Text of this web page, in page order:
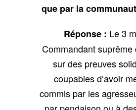
que par la
Réponse : Le 3
Commandant
sur des preuves
coupables d’avoir
commis par les